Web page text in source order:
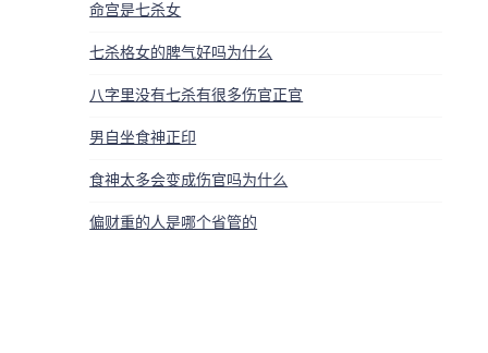
命宫是七杀女
七杀格女的脾气好吗为什么
八字里没有七杀有很多伤官正官
男自坐食神正印
食神太多会变成伤官吗为什么
偏财重的人是哪个省管的